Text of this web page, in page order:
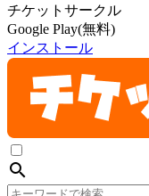
チケットサークル
Google Play(無料)
インストール
search